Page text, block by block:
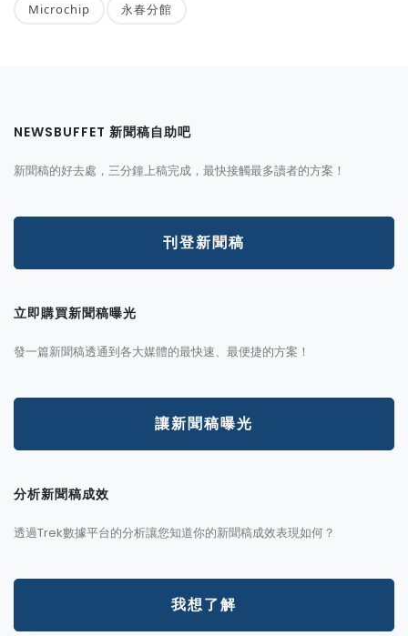
Microchip 永春分館
NEWSBUFFET 新聞稿自助吧
新聞稿的好去處，三分鐘上稿完成，最快接觸最多讀者的方案！
刊登新聞稿
立即購買新聞稿曝光
發一篇新聞稿透通到各大媒體的最快速、最便捷的方案！
讓新聞稿曝光
分析新聞稿成效
透過Trek數據平台的分析讓您知道你的新聞稿成效表現如何？
我想了解